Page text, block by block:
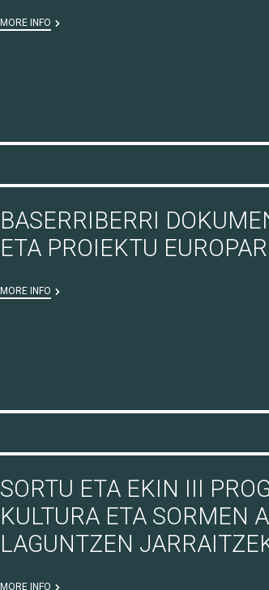
MORE INFO
BASERRIBERRI
ETA PROIEKTU
MORE INFO
SORTU ETA EKIN III
KULTURA ETA SORMEN
LAGUNTZEN
MORE INFO